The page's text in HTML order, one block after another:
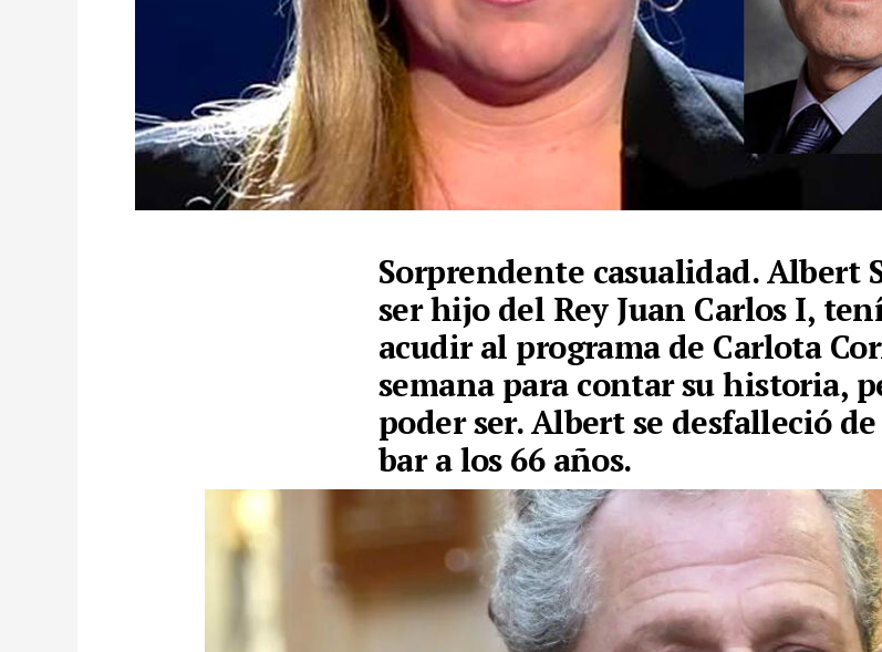
Sorprendente casualidad. Albert
ser hijo del Rey Juan Carlos I,
acudir al programa de Carlota
semana para contar su historia,
poder ser. Albert se desfalleció
bar a los 66 años.